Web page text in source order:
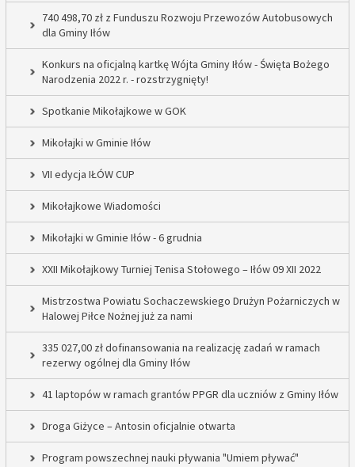
740 498,70 zł z Funduszu Rozwoju Przewozów Autobusowych
dla Gminy Iłów
Konkurs na oficjalną kartkę Wójta Gminy Iłów - Święta Bożego
Narodzenia 2022 r. - rozstrzygnięty!
Spotkanie Mikołajkowe w GOK
Mikołajki w Gminie Iłów
VII edycja IŁÓW CUP
Mikołajkowe Wiadomości
Mikołajki w Gminie Iłów - 6 grudnia
XXII Mikołajkowy Turniej Tenisa Stołowego – Iłów 09 XII 2022
Mistrzostwa Powiatu Sochaczewskiego Drużyn Pożarniczych w
Halowej Piłce Nożnej już za nami
335 027,00 zł dofinansowania na realizację zadań w ramach
rezerwy ogólnej dla Gminy Iłów
41 laptopów w ramach grantów PPGR dla uczniów z Gminy Iłów
Droga Giżyce – Antosin oficjalnie otwarta
Program powszechnej nauki pływania "Umiem pływać"